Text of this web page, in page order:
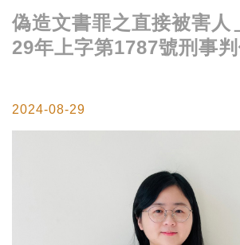
偽造文書罪之直接被害人
29年上字第1787號刑事判
2024-08-29